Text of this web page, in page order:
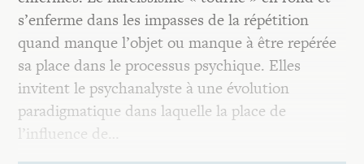
s’enferme dans les impasses de la répétition
quand manque l’objet ou manque à être repérée
sa place dans le processus psychique. Elles
invitent le psychanalyste à une évolution
paradigmatique dans laquelle la place de
l’influence de…